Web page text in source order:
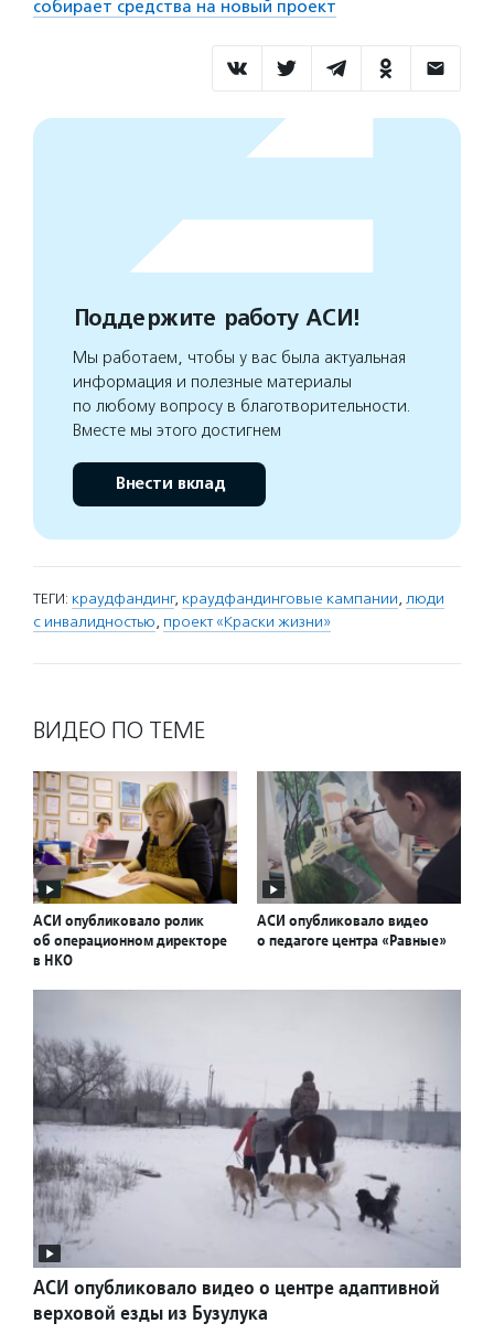
собирает средства на новый проект
Поддержите работу АСИ!
Мы работаем, чтобы у вас была актуальная
информация и полезные материалы
по любому вопросу в благотворительности.
Вместе мы этого достигнем
Внести вклад
ТЕГИ: краудфандинг, краудфандинговые кампании, люди
с инвалидностью, проект «Краски жизни»
ВИДЕО ПО ТЕМЕ
АСИ опубликовало ролик
об операционном директоре
в НКО
АСИ опубликовало видео
о педагоге центра «Равные»
АСИ опубликовало видео о центре адаптивной
верховой езды из Бузулука